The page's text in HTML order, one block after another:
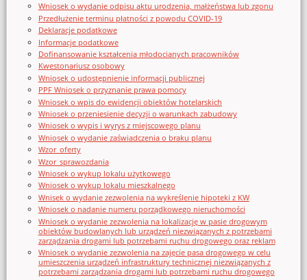
Wniosek o wydanie odpisu aktu urodzenia, małżeństwa lub zgonu
Przedłużenie terminu płatności z powodu COVID-19
Deklaracje podatkowe
Informacje podatkowe
Dofinansowanie kształcenia młodocianych pracowników
Kwestonariusz osobowy
Wniosek o udostępnienie informacji publicznej
PPF Wniosek o przyznanie prawa pomocy
Wniosek o wpis do ewidencji obiektów hotelarskich
Wniosek o przeniesienie decyzji o warunkach zabudowy
Wniosek o wypis i wyrys z miejscowego planu
Wniosek o wydanie zaświadczenia o braku planu
Wzor_oferty
Wzor_sprawozdania
Wniosek o wykup lokalu użytkowego
Wniosek o wykup lokalu mieszkalnego
Wnisek o wydanie zezwolenia na wykreślenie hipoteki z KW
Wniosek o nadanie numeru porządkowego nieruchomości
Wniosek o wydanie zezwolenia na lokalizację w pasie drogowym
obiektów budowlanych lub urządzeń niezwiązanych z potrzebami
zarządzania drogami lub potrzebami ruchu drogowego oraz reklam
Wniosek o wydanie zezwolenia na zajęcie pasa drogowego w celu
umieszczenia urządzeń infrastruktury technicznej niezwiązanych z
potrzebami zarządzania drogami lub potrzebami ruchu drogowego